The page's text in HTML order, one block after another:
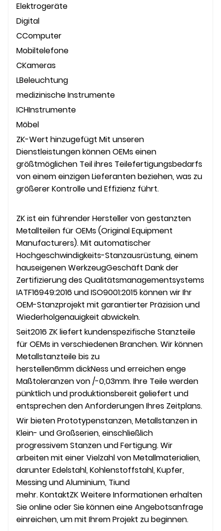
Elektrogeräte
Digital
CComputer
Mobiltelefone
CKameras
LBeleuchtung
medizinische Instrumente
ICHInstrumente
Möbel
ZK-Wert hinzugefügt Mit unseren
Dienstleistungen können OEMs einen
größtmöglichen Teil ihres Teilefertigungsbedarfs
von einem einzigen Lieferanten beziehen, was zu
größerer Kontrolle und Effizienz führt.
ZK ist ein führender Hersteller von gestanzten
Metallteilen für OEMs (Original Equipment
Manufacturers). Mit automatischer
Hochgeschwindigkeits-Stanzausrüstung, einem
hauseigenen WerkzeugGeschäft Dank der
Zertifizierung des Qualitätsmanagementsystems
IATF16949:2016 und ISO9001:2015 können wir Ihr
OEM-Stanzprojekt mit garantierter Präzision und
Wiederholgenauigkeit abwickeln.
Seit2016 ZKliefert kundenspezifische Stanzteile
für OEMs in verschiedenen Branchen. Wir können
Metallstanzteile bis zu
herstellen6mmdickNessund erreichen enge
Maßtoleranzen von /-0,03mm. Ihre Teile werden
pünktlich und produktionsbereit geliefert und
entsprechen den Anforderungen Ihres Zeitplans.
Wir bieten Prototypenstanzen, Metallstanzen in
Klein- und Großserien, einschließlich
progressivem Stanzen und Fertigung. Wir
arbeiten mit einer Vielzahl von Metallmaterialien,
darunter Edelstahl, Kohlenstoffstahl, Kupfer,
Messing und Aluminium, Tiund
mehr. KontaktZKWeitere Informationen erhalten
Sie online oder Sie können eine Angebotsanfrage
einreichen, um mit Ihrem Projekt zu beginnen.